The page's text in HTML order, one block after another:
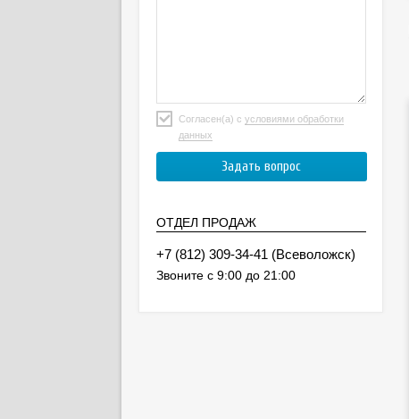
Согласен(а) с условиями обработки
данных
ОТДЕЛ ПРОДАЖ
(Всеволожск)
Звоните с 9:00 до 21:00